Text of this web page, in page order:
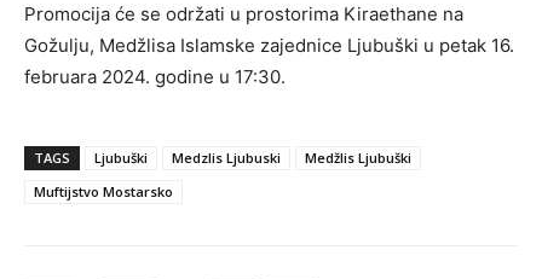
Promocija će se održati u prostorima Kiraethane na
Gožulju, Medžlisa Islamske zajednice Ljubuški u petak 16.
februara 2024. godine u 17:30.
TAGS Ljubuški Medzlis Ljubuski
Medžlis Ljubuški
Muftijstvo Mostarsko